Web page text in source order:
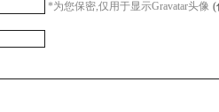
*为您保密,仅用于显示Gravatar头像 (